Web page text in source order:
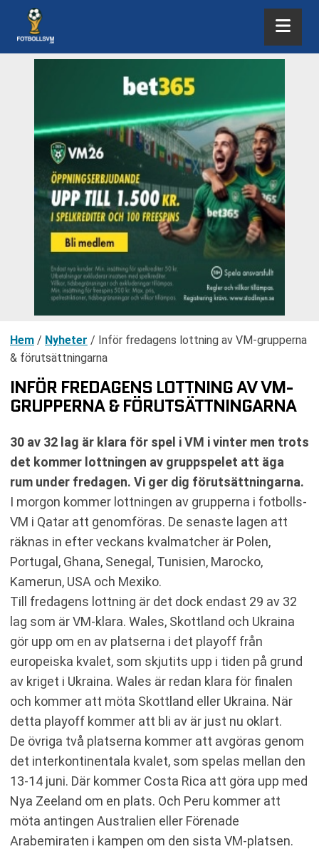
Hem / Nyheter / Inför fredagens lottning av VM-grupperna
& förutsättningarna
INFÖR FREDAGENS LOTTNING AV VM-
GRUPPERNA & FÖRUTSÄTTNINGARNA
30 av 32 lag är klara för spel i VM i vinter men trots
det kommer lottningen av gruppspelet att äga
rum under fredagen. Vi ger dig förutsättningarna.
I morgon kommer lottningen av grupperna i fotbolls-
VM i Qatar att genomföras. De senaste lagen att
räknas in efter veckans kvalmatcher är Polen,
Portugal, Ghana, Senegal, Tunisien, Marocko,
Kamerun, USA och Mexiko.
Till fredagens lottning är det dock endast 29 av 32
lag som är VM-klara. Wales, Skottland och Ukraina
gör upp om en av platserna i det playoff från
europeiska kvalet, som skjutits upp i tiden på grund
av kriget i Ukraina. Wales är redan klara för finalen
och kommer att möta Skottland eller Ukraina. När
detta playoff kommer att bli av är just nu oklart.
De övriga två platserna kommer att avgöras genom
det interkontinentala kvalet, som spelas mellan den
13-14 juni. Där kommer Costa Rica att göra upp med
Nya Zeeland om en plats. Och Peru kommer att
möta antingen Australien eller Förenade
Arabemiraten i kampen om den sista VM-platsen.